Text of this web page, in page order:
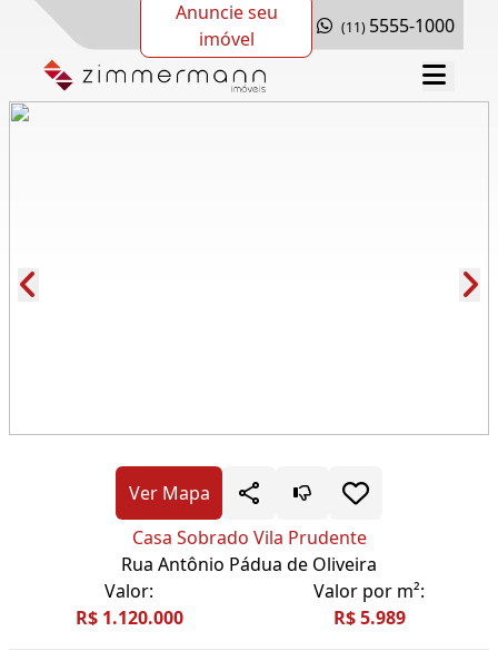
Anuncie seu
imóvel
(11) 5555-1000
Ver Mapa
Casa Sobrado Vila Prudente
Rua Antônio Pádua de Oliveira
Valor:
R$ 1.120.000
Valor por m²:
R$ 5.989